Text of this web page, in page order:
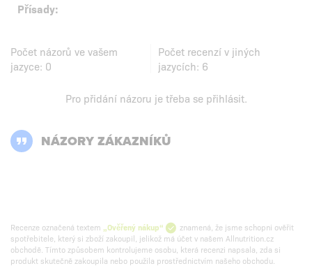
Přísady:
Počet názorů ve vašem
jazyce: 0
Počet recenzí v jiných
jazycích: 6
Pro přidání názoru je třeba se přihlásit.
NÁZORY ZÁKAZNÍKŮ
Recenze označená textem „Ověřený nákup“
znamená, že jsme schopni ověřit
spotřebitele, který si zboží zakoupil, jelikož má účet v našem Allnutrition.cz
obchodě. Tímto způsobem kontrolujeme osobu, která recenzi napsala, zda si
produkt skutečně zakoupila nebo použila prostřednictvím našeho obchodu.